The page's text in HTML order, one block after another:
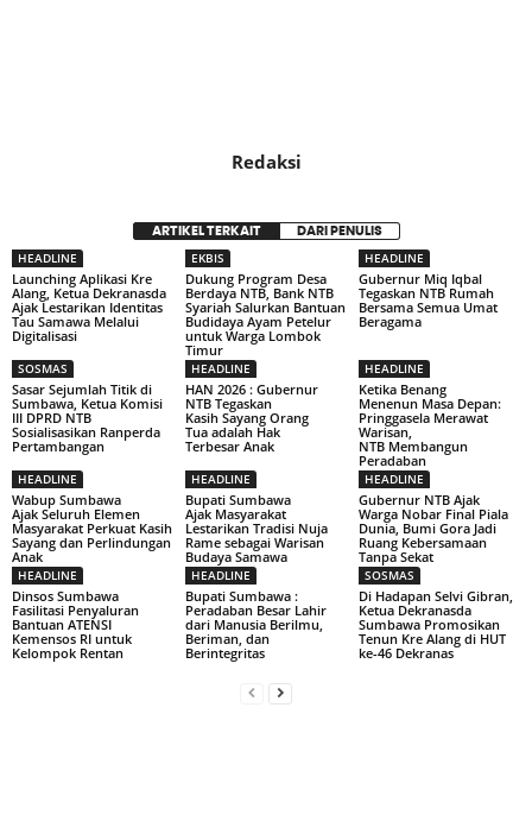
Redaksi
ARTIKEL TERKAIT DARI PENULIS
HEADLINE
Launching Aplikasi Kre
Alang, Ketua Dekranasda
Ajak Lestarikan Identitas
Tau Samawa Melalui
Digitalisasi
EKBIS
Dukung Program Desa
Berdaya NTB, Bank NTB
Syariah Salurkan Bantuan
Budidaya Ayam Petelur
untuk Warga Lombok
Timur
HEADLINE
Gubernur Miq Iqbal
Tegaskan NTB Rumah
Bersama Semua Umat
Beragama
SOSMAS
Sasar Sejumlah Titik di
Sumbawa, Ketua Komisi
III DPRD NTB
Sosialisasikan Ranperda
Pertambangan
HEADLINE
HAN 2026 : Gubernur
NTB Tegaskan
Kasih Sayang Orang
Tua adalah Hak
Terbesar Anak
HEADLINE
Ketika Benang
Menenun Masa Depan:
Pringgasela Merawat
Warisan,
NTB Membangun
Peradaban
HEADLINE
Wabup Sumbawa
Ajak Seluruh Elemen
Masyarakat Perkuat Kasih
Sayang dan Perlindungan
Anak
HEADLINE
Bupati Sumbawa
Ajak Masyarakat
Lestarikan Tradisi Nuja
Rame sebagai Warisan
Budaya Samawa
HEADLINE
Gubernur NTB Ajak
Warga Nobar Final Piala
Dunia, Bumi Gora Jadi
Ruang Kebersamaan
Tanpa Sekat
HEADLINE
Dinsos Sumbawa
Fasilitasi Penyaluran
Bantuan ATENSI
Kemensos RI untuk
Kelompok Rentan
HEADLINE
Bupati Sumbawa :
Peradaban Besar Lahir
dari Manusia Berilmu,
Beriman, dan
Berintegritas
SOSMAS
Di Hadapan Selvi Gibran,
Ketua Dekranasda
Sumbawa Promosikan
Tenun Kre Alang di HUT
ke-46 Dekranas